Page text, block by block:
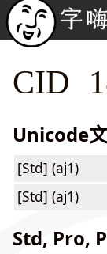
CID
Unicode
[Std] (aj1)
[Std] (aj1)
Std, Pro,